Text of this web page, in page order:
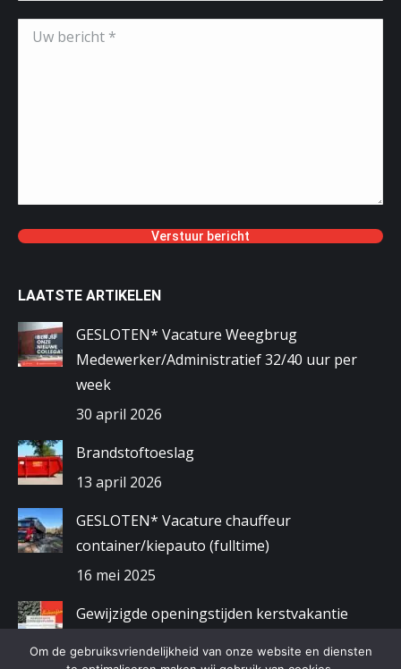
LAATSTE ARTIKELEN
GESLOTEN* Vacature Weegbrug
Medewerker/Administratief 32/40 uur per
week
30 april 2026
Brandstoftoeslag
13 april 2026
GESLOTEN* Vacature chauffeur
container/kiepauto (fulltime)
16 mei 2025
Gewijzigde openingstijden kerstvakantie
Om de gebruiksvriendelijkheid van onze website en diensten